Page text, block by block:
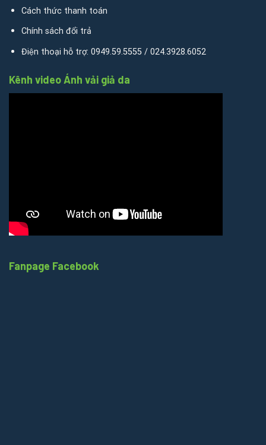
Cách thức thanh toán
Chính sách đổi trả
Điện thoại hỗ trợ: 0949.59.5555 / 024.3928.6052
Kênh video Ánh vải giả da
Fanpage Facebook